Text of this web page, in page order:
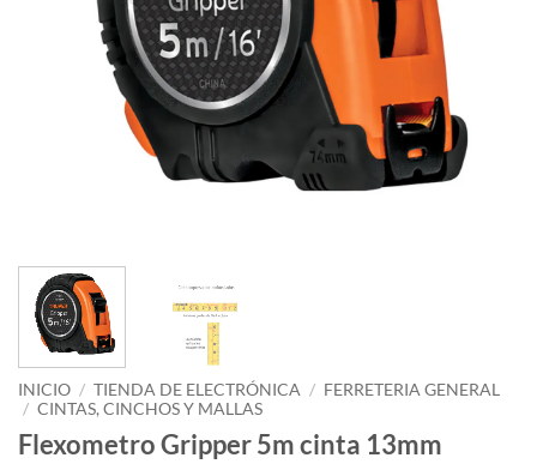
INICIO / TIENDA DE ELECTRÓNICA / FERRETERIA GENERAL
/ CINTAS, CINCHOS Y MALLAS
Flexometro Gripper 5m cinta 13mm